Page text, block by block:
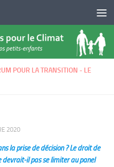
POUR LA TRANSITION - LE
2020
la prise de décision ? Le droit de
devrait-il pas se limiter au panel